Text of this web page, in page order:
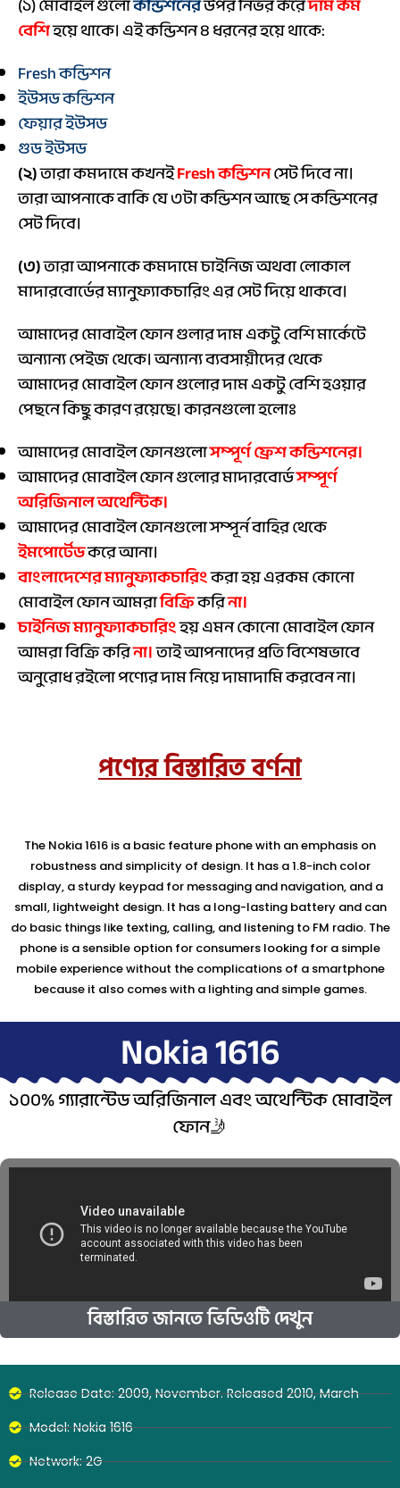
বেশিহয়ে থাকে। এই কন্ডিশন ৪ ধরনের হয়ে থাকে:
Fresh কন্ডিশন
ইউসড কন্ডিশন
ফেয়ার ইউসড
গুড ইউসড
(২)তারা কমদামে কখনইFresh কন্ডিশনসেট দিবে না।
তারা আপনাকে বাকি যে ৩টা কন্ডিশন আছে সে কন্ডিশনের
সেট দিবে।
(৩)তারা আপনাকে কমদামে চাইনিজ অথবা লোকাল
মাদারবোর্ডের ম্যানুফ্যাকচারিং এর সেট দিয়ে থাকবে।
আমাদের মোবাইল ফোন গুলার দাম একটু বেশি মার্কেটে
অন্যান্য পেইজ থেকে। অন্যান্য ব্যবসায়ীদের থেকে
আমাদের মোবাইল ফোন গুলোর দাম একটু বেশি হওয়ার
পেছনে কিছু কারণ রয়েছে। কারনগুলো হলোঃ
আমাদের মোবাইল ফোনগুলোসম্পূর্ণ ফ্রেশ কন্ডিশনের।
আমাদের মোবাইল ফোন গুলোর মাদারবোর্ডসম্পূর্ণ
অরিজিনাল অথেন্টিক।
আমাদের মোবাইল ফোনগুলো সম্পূর্ন বাহির থেকে
ইমপোর্টেডকরে আনা।
বাংলাদেশের ম্যানুফ্যাকচারিংকরা হয় এরকম কোনো
মোবাইল ফোন আমরাবিক্রিকরিনা।
চাইনিজ ম্যানুফ্যাকচারিংহয় এমন কোনো মোবাইল ফোন
আমরা বিক্রি করিনা।তাই আপনাদের প্রতি বিশেষভাবে
অনুরোধ রইলো পণ্যের দাম নিয়ে দামাদামি করবেন না।
পণ্যের বিস্তারিত বর্ণনা
The Nokia 1616 is a basic feature phone with an emphasis on
robustness and simplicity of design. It has a 1.8-inch color
display, a sturdy keypad for messaging and navigation, and a
small, lightweight design. It has a long-lasting battery and can
do basic things like texting, calling, and listening to FM radio. The
phone is a sensible option for consumers looking for a simple
mobile experience without the complications of a smartphone
because it also comes with a lighting and simple games.
Nokia 1616
১০০% গ্যারান্টেড অরিজিনাল এবং অথেন্টিক মোবাইল
ফোন🤳
বিস্তারিত জানতে ভিডিওটি দেখুন
Release Date: 2009, November. Released 2010, March
Model: Nokia 1616
Network: 2G